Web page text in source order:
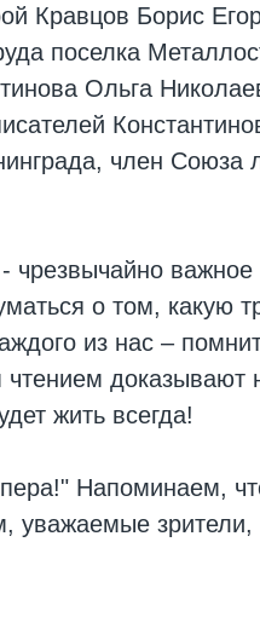
Кравцов Борис
поселка
Ольга
член Союза
чрезвычайно
о том, какую
из нас –
доказывают
жить всегда!
Напоминаем,
уважаемые